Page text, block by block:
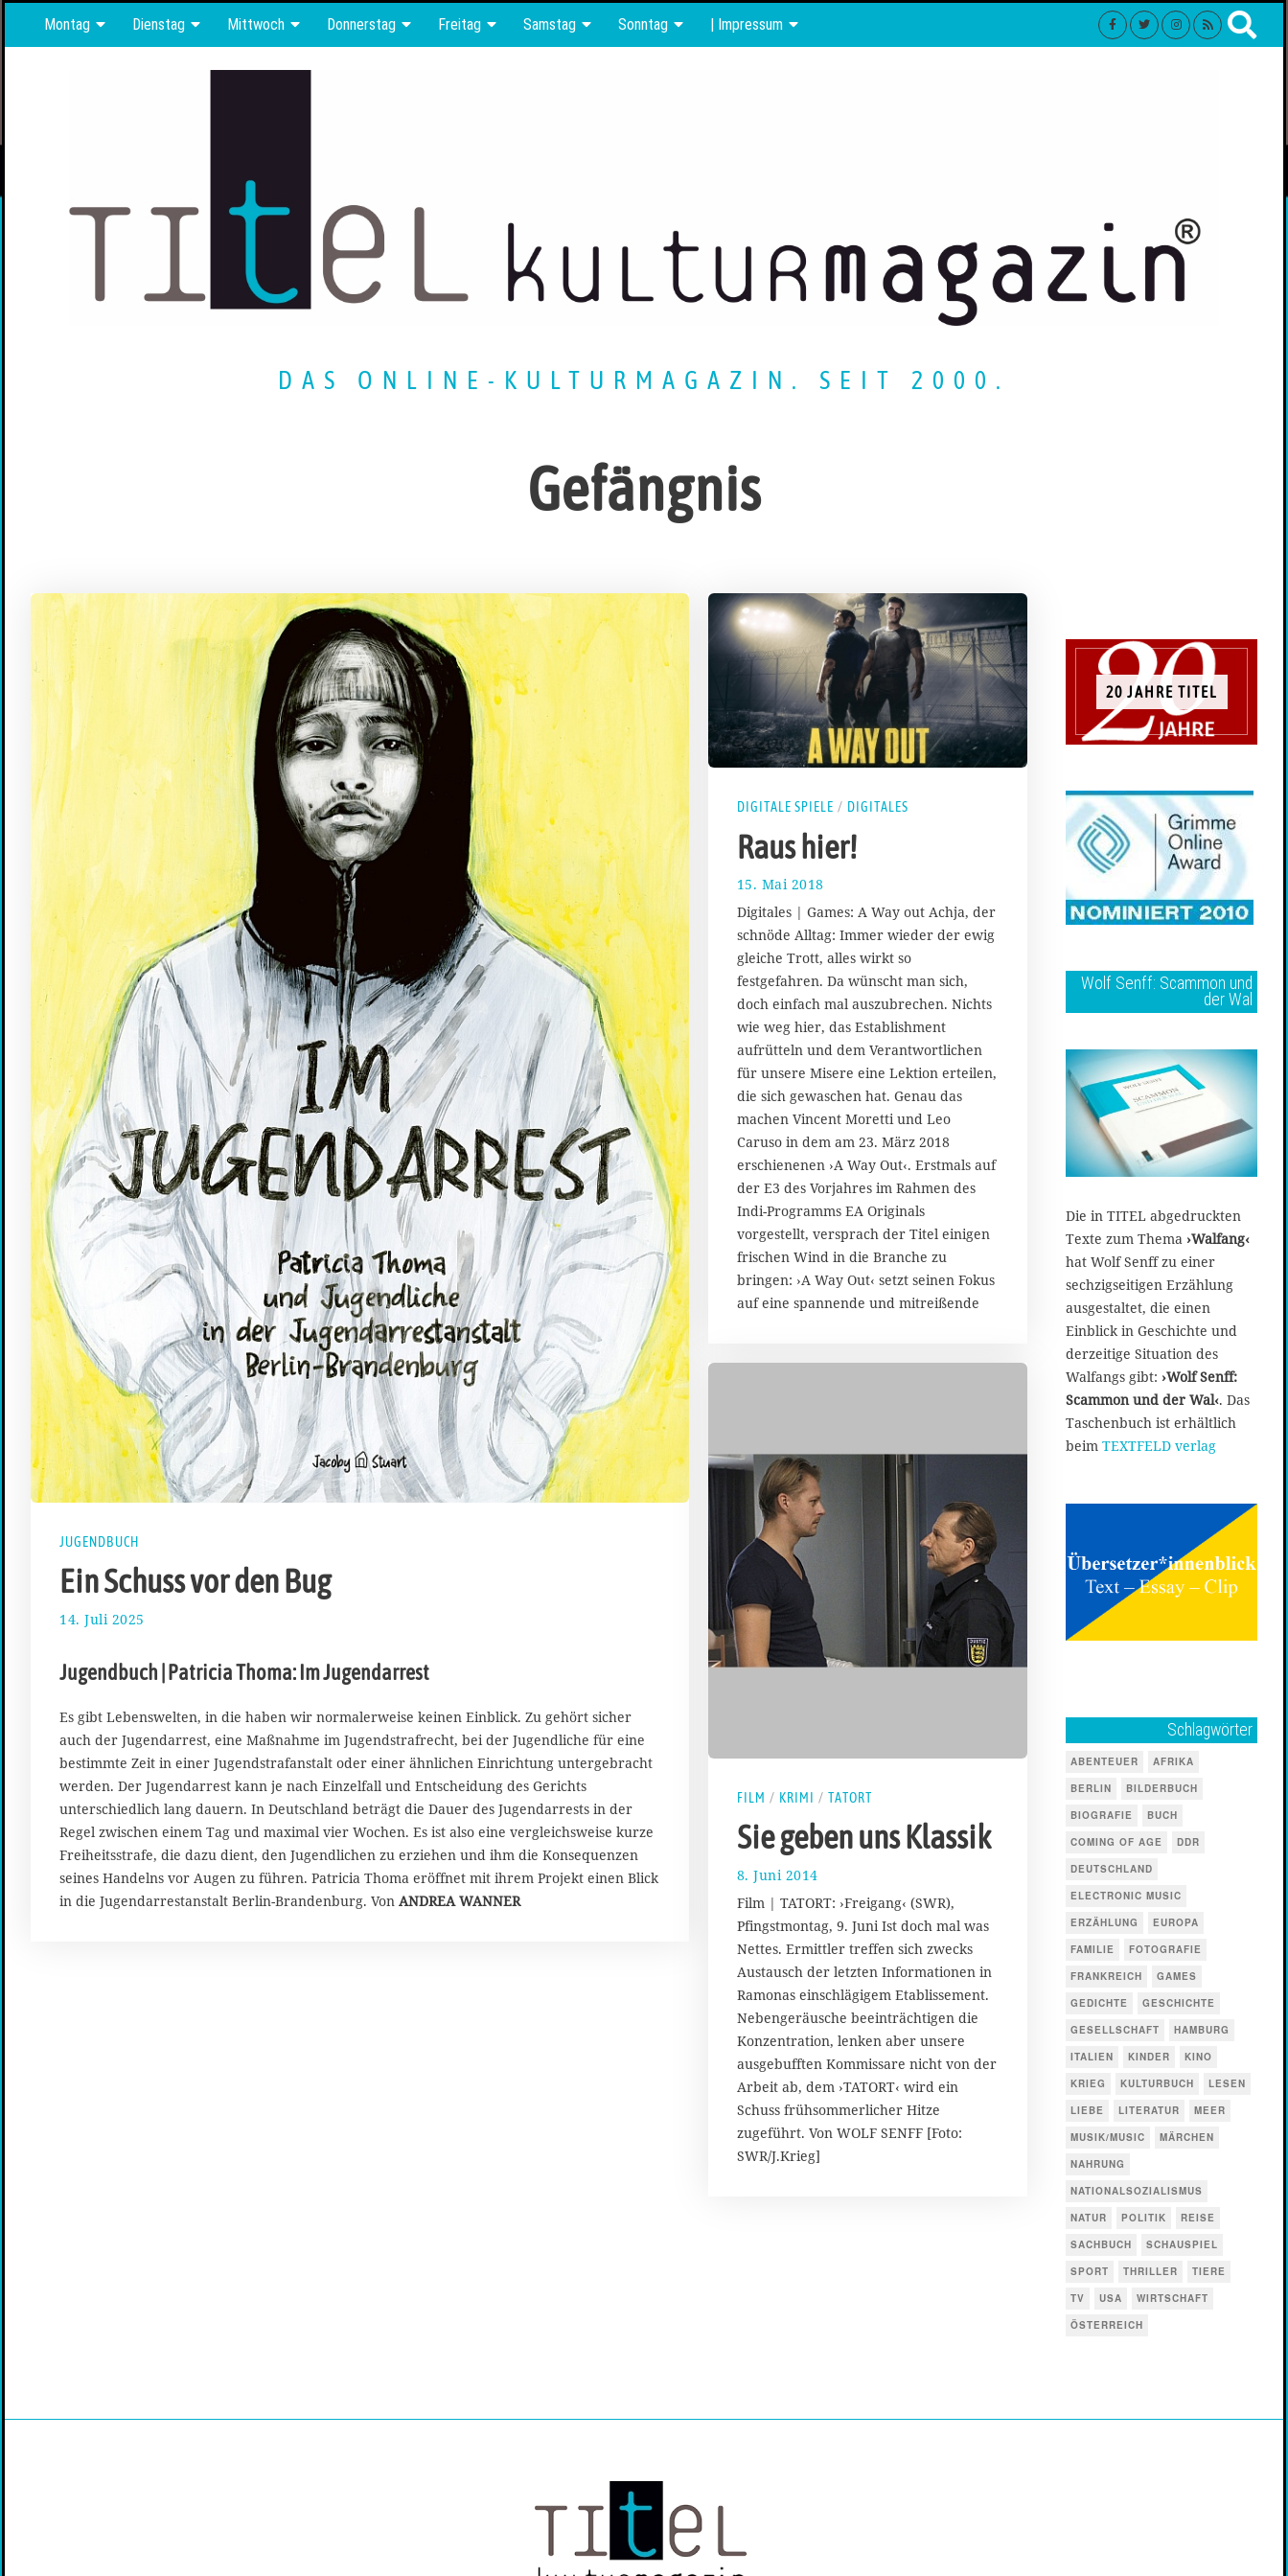
Montag Dienstag Mittwoch Donnerstag Freitag Samstag Sonntag | Impressum
DAS ONLINE-KULTURMAGAZIN. SEIT 2000.
Gefängnis
JUGENDBUCH
Ein Schuss vor den Bug
14. Juli 2025
J
l
i
0
2
5
Jugendbuch | Patricia Thoma: Im Jugendarrest
Es gibt Lebenswelten, in die haben wir normalerweise keinen Einblick. Zu gehört sicher
auch der Jugendarrest, eine Maßnahme im Jugendstrafrecht, bei der Jugendliche für eine
bestimmte Zeit in einer Jugendstrafanstalt oder einer ähnlichen Einrichtung untergebracht
werden. Der Jugendarrest kann je nach Einzelfall und Entscheidung des Gerichts
unterschiedlich lang dauern. In Deutschland beträgt die Dauer des Jugendarrests in der
Regel zwischen einem Tag und maximal vier Wochen. Es ist also eine vergleichsweise kurze
Freiheitsstrafe, die dazu dient, den Jugendlichen zu erziehen und ihm die Konsequenzen
seines Handelns vor Augen zu führen. Patricia Thoma eröffnet mit ihrem Projekt einen Blick
in die Jugendarrestanstalt Berlin-Brandenburg. Von ANDREA WANNER
DIGITALE SPIELE / DIGITALES
Raus hier!
15. Mai 2018
.
M
a
i
2
1
8
Digitales | Games: A Way out Achja, der
schnöde Alltag: Immer wieder der ewig
gleiche Trott, alles wirkt so
festgefahren. Da wünscht man sich,
doch einfach mal auszubrechen. Nichts
wie weg hier, das Establishment
aufrütteln und dem Verantwortlichen
für unsere Misere eine Lektion erteilen,
die sich gewaschen hat. Genau das
machen Vincent Moretti und Leo
Caruso in dem am 23. März 2018
erschienenen ›A Way Out‹. Erstmals auf
der E3 des Vorjahres im Rahmen des
Indi-Programms EA Originals
vorgestellt, versprach der Titel einigen
frischen Wind in die Branche zu
bringen: ›A Way Out‹ setzt seinen Fokus
auf eine spannende und mitreißende
FILM / KRIMI / TATORT
Sie geben uns Klassik
8. Juni 2014
0
.
J
u
n
i
0
1
4
Film | TATORT: ›Freigang‹ (SWR),
Pfingstmontag, 9. Juni Ist doch mal was
Nettes. Ermittler treffen sich zwecks
Austausch der letzten Informationen in
Ramonas einschlägigem Etablissement.
Nebengeräusche beeinträchtigen die
Konzentration, lenken aber unsere
ausgebufften Kommissare nicht von der
Arbeit ab, dem ›TATORT‹ wird ein
Schuss frühsommerlicher Hitze
zugeführt. Von WOLF SENFF [Foto:
SWR/J.Krieg]
20 JAHRE TITEL
Wolf Senff: Scammon und
der Wal
Die in TITEL abgedruckten
Texte zum Thema ›Walfang‹
hat Wolf Senff zu einer
sechzigseitigen Erzählung
ausgestaltet, die einen
Einblick in Geschichte und
derzeitige Situation des
Walfangs gibt: ›Wolf Senff:
Scammon und der Wal‹. Das
Taschenbuch ist erhältlich
beim TEXTFELD verlag
Schlagwörter
ABENTEUER
AFRIKA
BERLIN
BILDERBUCH
BIOGRAFIE
BUCH
COMING OF AGE
DDR
DEUTSCHLAND
ELECTRONIC MUSIC
ERZÄHLUNG
EUROPA
FAMILIE
FOTOGRAFIE
FRANKREICH
GAMES
GEDICHTE
GESCHICHTE
GESELLSCHAFT
HAMBURG
ITALIEN
KINDER
KINO
KRIEG
KULTURBUCH
LESEN
LIEBE
LITERATUR
MEER
MUSIK/MUSIC
MÄRCHEN
NAHRUNG
NATIONALSOZIALISMUS
NATUR
POLITIK
REISE
SACHBUCH
SCHAUSPIEL
SPORT
THRILLER
TIERE
TV
USA
WIRTSCHAFT
ÖSTERREICH